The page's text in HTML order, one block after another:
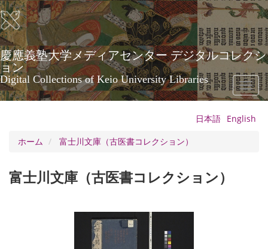
メ
イ
ン
コ
ン
テ
ン
ツ
に
慶應義塾大学メディアセンター デジタルコレクシ
ョン
Digital Collections of Keio University Libraries
Toggle
日本語 English
ホーム
富士川文庫（古医書コレクション）
富士川文庫（古医書コレクション）